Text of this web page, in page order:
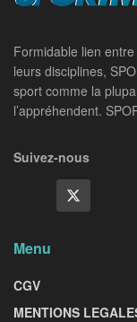
Formidable lien
leurs disciplines,
sport comme la
l’appréhendent.
Suivez-nous
Menu
CGV
MENTIONS